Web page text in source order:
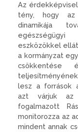
Az
tény, hogy az
dinamikája
eszközökkel
a kormányzat
csökkentése
lesz a források
azt várjuk az
fogalmazott
monitorozza az
mindent annak